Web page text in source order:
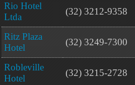
Rio Hotel
Ltda
(32) 3212-9358
Ritz Plaza
Hotel
(32) 3249-7300
Robleville
Hotel
(32) 3215-2728